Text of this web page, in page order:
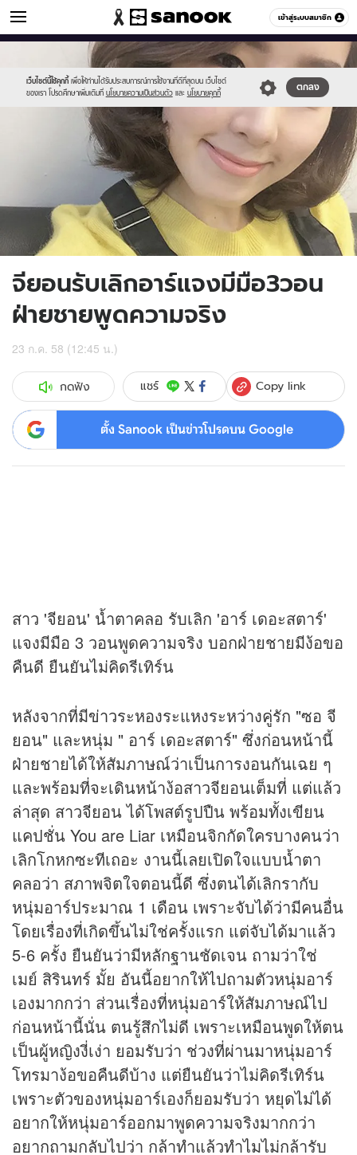
เข้าสู่ระบบสมาชิก
ข่าวบันเทิง หมวดอื่นๆ
เว็บไซต์นี้ใช้คุกกี้ เพื่อให้ท่านได้รับประสบการณ์การใช้งานที่ดีที่สุดบน เว็บไซต์
ของเรา โปรดศึกษาเพิ่มเติมที่ นโยบายความเป็นส่วนตัว และ นโยบายคุกกี้
ตกลง
//s.isanook.com/sr/0/images/logo-
sanook.png
//s.isanook.com/ns/0/ud/367/1835234/634018-
จียอนรับเลิกอาร์แจงมีมือ3วอน
ฝ่ายชายพูดความจริง
23 ก.ค. 58 (12:45 น.)
กดฟัง แชร์ Copy link
ตั้ง Sanook เป็นข่าวโปรดบน Google
สาว 'จียอน' น้ำตาคลอ รับเลิก 'อาร์ เดอะสตาร์'
แจงมีมือ 3 วอนพูดความจริง บอกฝ่ายชายมีง้อขอ
คืนดี ยืนยันไม่คิดรีเทิร์น
หลังจากที่มีข่าวระหองระแหงระหว่างคู่รัก "ซอ จี
ยอน" และหนุ่ม " อาร์ เดอะสตาร์" ซึ่งก่อนหน้านี้
ฝ่ายชายได้ให้สัมภาษณ์ว่าเป็นการงอนกันเฉย ๆ
และพร้อมที่จะเดินหน้าง้อสาวจียอนเต็มที่ แต่แล้ว
ล่าสุด สาวจียอน ได้โพสต์รูปปืน พร้อมทั้งเขียน
แคปชั่น You are Liar เหมือนจิกกัดใครบางคนว่า
เลิกโกหกซะทีเถอะ งานนี้เลยเปิดใจแบบน้ำตา
คลอว่า สภาพจิตใจตอนนี้ดี ซึ่งตนได้เลิกรากับ
หนุ่มอาร์ประมาณ 1 เดือน เพราะจับได้ว่ามีคนอื่น
โดยเรื่องที่เกิดขึ้นไม่ใช่ครั้งแรก แต่จับได้มาแล้ว
5-6 ครั้ง ยืนยันว่ามีหลักฐานชัดเจน ถามว่าใช่
เมย์ สิรินทร์ มั้ย อันนี้อยากให้ไปถามตัวหนุ่มอาร์
เองมากกว่า ส่วนเรื่องที่หนุ่มอาร์ให้สัมภาษณ์ไป
ก่อนหน้านี้นั่น ตนรู้สึกไม่ดี เพราะเหมือนพูดให้ตน
เป็นผู้หญิงงี่เง่า ยอมรับว่า ช่วงที่ผ่านมาหนุ่มอาร์
โทรมาง้อขอคืนดีบ้าง แต่ยืนยันว่าไม่คิดรีเทิร์น
เพราะตัวของหนุ่มอาร์เองก็ยอมรับว่า หยุดไม่ได้
อยากให้หนุ่มอาร์ออกมาพูดความจริงมากกว่า
อยากถามกลับไปว่า กล้าทำแล้วทำไมไม่กล้ารับ